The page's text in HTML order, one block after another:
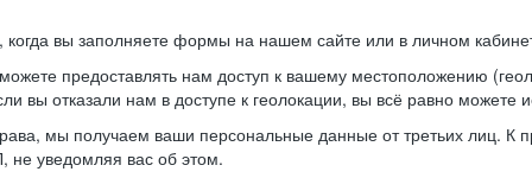
вы заполняете формы на нашем сайте или в личном
предоставлять нам доступ к вашему местоположению
вы отказали нам в доступе к геолокации, вы всё равно можете
мы получаем ваши персональные данные от третьих лиц. К
уведомляя вас об этом.